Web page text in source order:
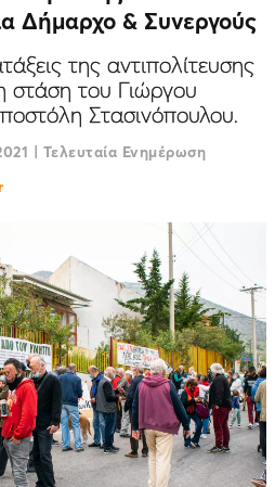
Δήμαρχο & Συνεργούς
της αντιπολίτευσης
στάση του Γιώργου
Στασινόπουλου.
| Τελευταία Ενημέρωση